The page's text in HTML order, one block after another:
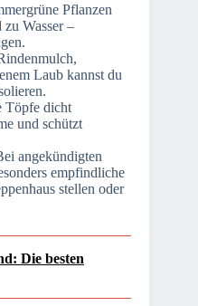
Pflanzen
Wasser –
Laub kannst du
Töpfe dicht
und schützt
angekündigten
empfindliche
stellen oder
Die besten